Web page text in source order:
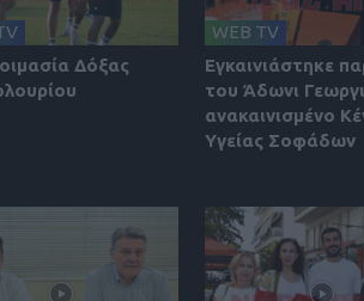
Δόξας
WEB TV
Εγκαινιάστηκε
του Άδωνι
ανακαινισμένο
Υγείας Σοφάδων